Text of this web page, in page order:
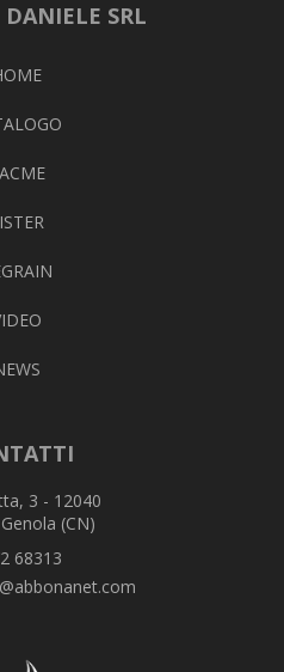
SRL
3 - 12040
(CN)
68313